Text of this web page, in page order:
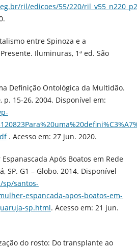
ril/edicoes/55/220/
entre Spinoza e a
Iluminuras, 1ª ed. São
Definição Ontológica da Multidão.
p. 15-26, 2004. Disponível em:
. Acesso em: 27 jun. 2020.
Após Boatos em Rede
SP. G1 – Globo. 2014. Disponível
sp/santos-
espancada-apos-boatos-em-
sp.html. Acesso em: 21 jun.
do rosto: Do transplante ao